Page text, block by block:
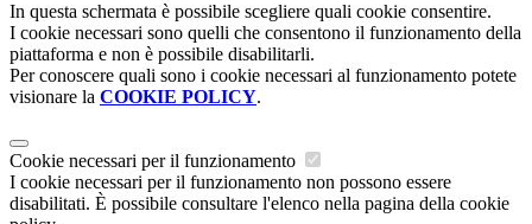
In questa schermata è possibile scegliere quali cookie consentire.
I cookie necessari sono quelli che consentono il funzionamento della
piattaforma e non è possibile disabilitarli.
Per conoscere quali sono i cookie necessari al funzionamento potete
visionare la COOKIE POLICY.
Cookie necessari per il funzionamento
I cookie necessari per il funzionamento non possono essere
disabilitati. È possibile consultare l'elenco nella pagina della cookie